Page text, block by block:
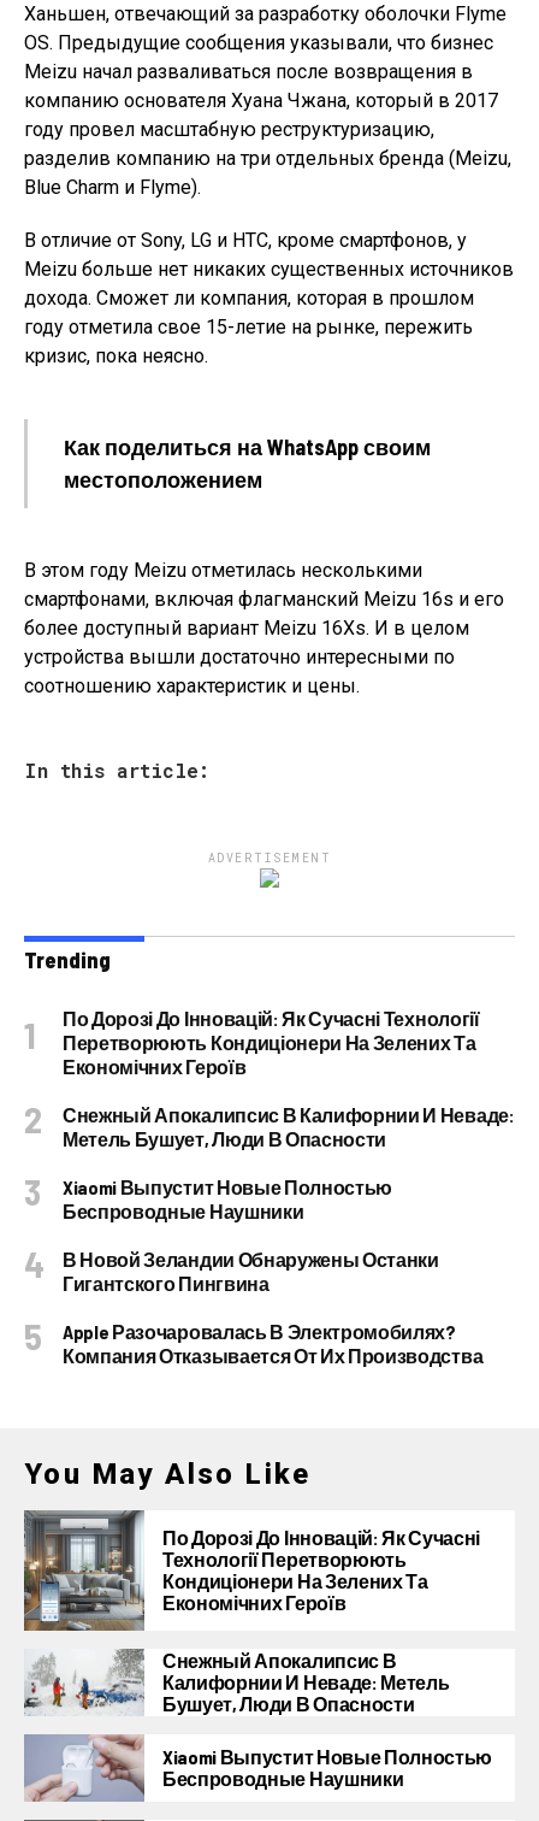
Ханьшен, отвечающий за разработку оболочки Flyme
OS. Предыдущие сообщения указывали, что бизнес
Meizu начал разваливаться после возвращения в
компанию основателя Хуана Чжана, который в 2017
году провел масштабную реструктуризацию,
разделив компанию на три отдельных бренда (Meizu,
Blue Charm и Flyme).
В отличие от Sony, LG и HTC, кроме смартфонов, у
Meizu больше нет никаких существенных источников
дохода. Сможет ли компания, которая в прошлом
году отметила свое 15-летие на рынке, пережить
кризис, пока неясно.
Как поделиться на WhatsApp своим
местоположением
В этом году Meizu отметилась несколькими
смартфонами, включая флагманский Meizu 16s и его
более доступный вариант Meizu 16Xs. И в целом
устройства вышли достаточно интересными по
соотношению характеристик и цены.
In this article:
ADVERTISEMENT
Trending
По Дорозі До Інновацій: Як Сучасні Технології
Перетворюють Кондиціонери На Зелених Та
Економічних Героїв
Снежный Апокалипсис В Калифорнии И Неваде:
Метель Бушует, Люди В Опасности
Xiaomi Выпустит Новые Полностью
Беспроводные Наушники
В Новой Зеландии Обнаружены Останки
Гигантского Пингвина
Apple Разочаровалась В Электромобилях?
Компания Отказывается От Их Производства
You May Also Like
По Дорозі До Інновацій: Як Сучасні
Технології Перетворюють
Кондиціонери На Зелених Та
Економічних Героїв
Снежный Апокалипсис В
Калифорнии И Неваде: Метель
Бушует, Люди В Опасности
Xiaomi Выпустит Новые Полностью
Беспроводные Наушники